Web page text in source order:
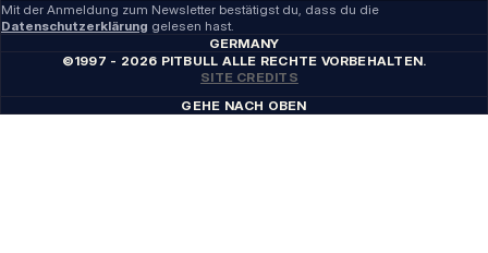
Mit der Anmeldung zum Newsletter bestätigst du, dass du die
Datenschutzerklärung gelesen hast.
GERMANY
©1997 - 2026 PITBULL ALLE RECHTE VORBEHALTEN.
SITE CREDITS
GEHE NACH OBEN